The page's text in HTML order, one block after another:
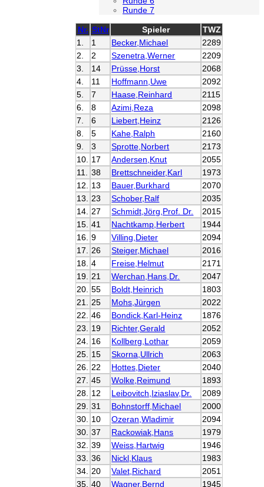
Runde 7
Nr. StNr Spieler
TWZ
1.
1 Becker,Michael
2289
2.
2 Szenetra,Werner
2209
3.
14 Prüsse,Horst
2068
4.
11 Hoffmann,Uwe
2092
5.
7 Haase,Reinhard
2115
6.
8 Azimi,Reza
2098
7.
6 Liebert,Heinz
2126
8.
5 Kahe,Ralph
2160
9.
3 Sprotte,Norbert
2173
10.
17 Andersen,Knut
2055
11.
38 Brettschneider,Karl
1973
12.
13 Bauer,Burkhard
2070
13.
23 Schober,Ralf
2035
14.
27 Schmidt,Jörg,Prof. Dr.
2015
15. 41 Nachtkamp,Herbert
1944
16. 9 Villing,Dieter
2094
17.
26 Steiger,Michael
2016
18. 4 Freise,Helmut
2171
19.
21 Werchan,Hans,Dr.
2047
20. 55 Boldt,Heinrich
1803
21.
25 Mohs,Jürgen
2022
22.
46 Bondick,Karl-Heinz
1876
23.
19 Richter,Gerald
2052
24.
16 Kollberg,Lothar
2059
25.
15 Skorna,Ullrich
2063
26.
22 Hottes,Dieter
2040
27.
45 Wolke,Reimund
1893
28.
12 Leibovitch,Iziaslav,Dr.
2089
29. 31 Bohnstorff,Michael
2000
30.
10 Ozeran,Wladimir
2094
30. 37 Rackowiak,Hans
1979
32.
39 Weiss,Hartwig
1946
33.
36 Nickl,Klaus
1983
34.
20 Valet,Richard
2051
35. 40 Wagner,Bernd 1945